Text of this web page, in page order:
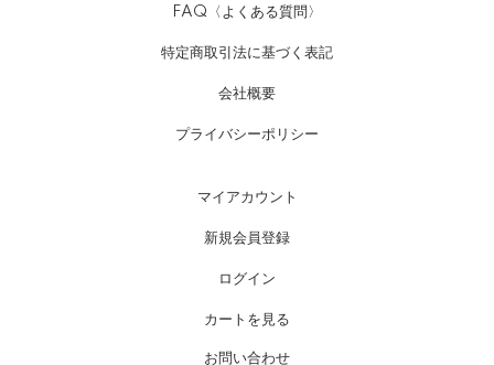
FAQ〈よくある質問〉
特定商取引法に基づく表記
会社概要
プライバシーポリシー
マイアカウント
新規会員登録
ログイン
カートを見る
お問い合わせ